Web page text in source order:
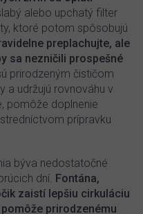
alebo upchatý filter
ktoré potom spôsobujú
preplachujte, ale
sa nezničili prospešné
prirodzeným čističom
a udržujú rovnováhu v
pomôže doplnenie
prípravku
býva nedostatočné
dní. Fontána,
zaistí lepšiu cirkuláciu
prirodzenému